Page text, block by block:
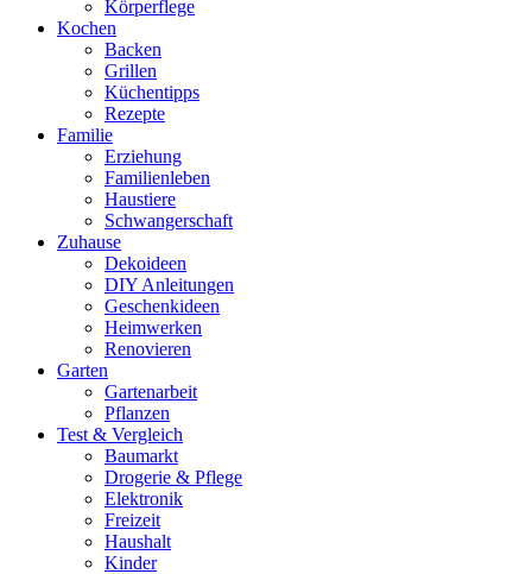
Körperflege
Kochen
Backen
Grillen
Küchentipps
Rezepte
Familie
Erziehung
Familienleben
Haustiere
Schwangerschaft
Zuhause
Dekoideen
DIY Anleitungen
Geschenkideen
Heimwerken
Renovieren
Garten
Gartenarbeit
Pflanzen
Test & Vergleich
Baumarkt
Drogerie & Pflege
Elektronik
Freizeit
Haushalt
Kinder